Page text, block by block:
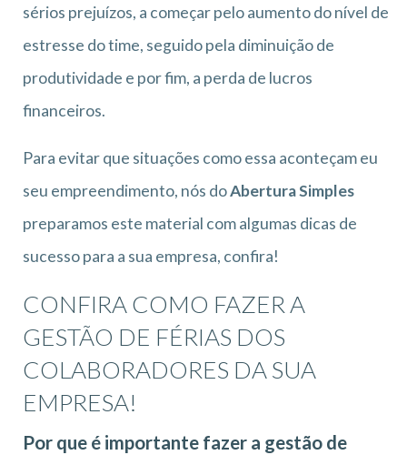
sérios prejuízos, a começar pelo aumento do nível de
estresse do time, seguido pela diminuição de
produtividade e por fim, a perda de lucros
financeiros.
Para evitar que situações como essa aconteçam eu
seu empreendimento, nós doAbertura Simples
preparamos este material com algumas dicas de
sucesso para a sua empresa, confira!
CONFIRA COMO FAZER A
GESTÃO DE FÉRIAS DOS
COLABORADORES DA SUA
EMPRESA!
Por que é importante fazer a gestão de